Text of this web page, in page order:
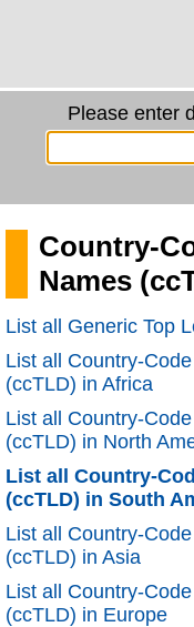
Please enter
Country-
Names
List all Generic Top
List all Country-
(ccTLD) in Africa
List all Country-
(ccTLD) in North
List all Country-
(ccTLD) in South
List all Country-
(ccTLD) in Asia
List all Country-
(ccTLD) in Europe